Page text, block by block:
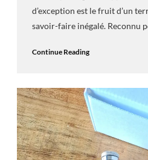
d’exception est le fruit d’un
savoir-faire inégalé. Reconnu
Continue Reading